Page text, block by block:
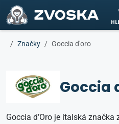
ZVOSKA
Značky Goccia d'oro
Goccia
Goccia d’Oro je italská